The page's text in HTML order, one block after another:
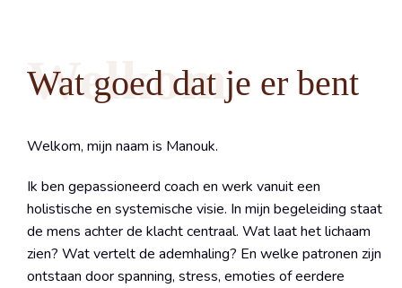
Welkom
Wat goed dat je er bent
Welkom, mijn naam is Manouk.
Ik ben gepassioneerd coach en werk vanuit een
holistische en systemische visie. In mijn begeleiding staat
de mens achter de klacht centraal. Wat laat het lichaam
zien? Wat vertelt de ademhaling? En welke patronen zijn
ontstaan door spanning, stress, emoties of eerdere